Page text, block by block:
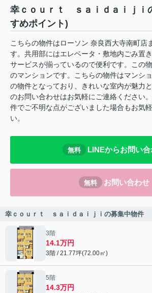
幸ｃｏｕｒｔ ｓａｉｄａｉｊｉ
すめポイント)
こちらの物件はローソン 奈良西大寺南町店
す。共用部にはエレベータ・敷地内ごみ置
サービスが揃っているので便利です。この
のマンションです。こちらの物件はマンシ
の物件となっており、きれいな室内が魅力
のお問い合わせはお気軽にご連絡ください
件でご不明な点がございました場合もお気
い。
無料 LINEからお問い合
無料 お問い合わせ
幸ｃｏｕｒｔ ｓａｉｄａｉｊｉの募集中物件
3階
14.1万円
3階 / 21.77坪(72.00㎡)
5階
14.3万円